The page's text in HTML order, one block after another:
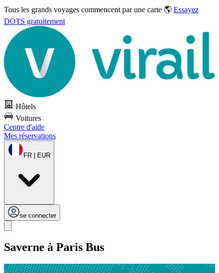
Tous les grands voyages commencent par une carte 🌎 Essayez
DOTS gratuitement
Hôtels
Voitures
Centre d'aide
Mes réservations
FR | EUR
se connecter
Saverne à Paris Bus